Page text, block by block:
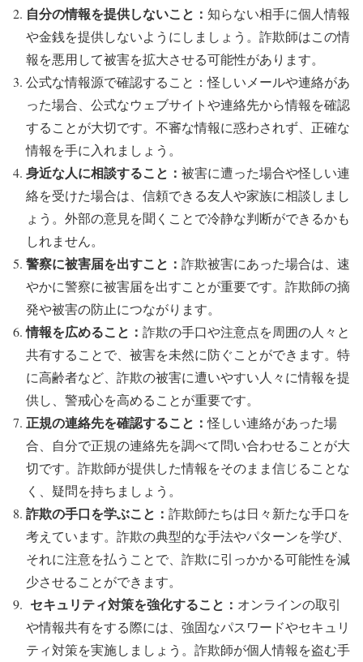
自分の情報を提供しないこと： 知らない相手に個人情報
や金銭を提供しないようにしましょう。詐欺師はこの情
報を悪用して被害を拡大させる可能性があります。
公式な情報源で確認すること：怪しいメールや連絡があ
った場合、公式なウェブサイトや連絡先から情報を確認
することが大切です。不審な情報に惑わされず、正確な
情報を手に入れましょう。
身近な人に相談すること： 被害に遭った場合や怪しい連
絡を受けた場合は、信頼できる友人や家族に相談しまし
ょう。外部の意見を聞くことで冷静な判断ができるかも
しれません。
警察に被害届を出すこと： 詐欺被害にあった場合は、速
やかに警察に被害届を出すことが重要です。詐欺師の摘
発や被害の防止につながります。
情報を広めること： 詐欺の手口や注意点を周囲の人々と
共有することで、被害を未然に防ぐことができます。特
に高齢者など、詐欺の被害に遭いやすい人々に情報を提
供し、警戒心を高めることが重要です。
正規の連絡先を確認すること：怪しい連絡があった場
合、自分で正規の連絡先を調べて問い合わせることが大
切です。詐欺師が提供した情報をそのまま信じることな
く、疑問を持ちましょう。
詐欺の手口を学ぶこと： 詐欺師たちは日々新たな手口を
考えています。詐欺の典型的な手法やパターンを学び、
それに注意を払うことで、詐欺に引っかかる可能性を減
少させることができます。
セキュリティ対策を強化すること： オンラインの取引
や情報共有をする際には、強固なパスワードやセキュリ
ティ対策を実施しましょう。詐欺師が個人情報を盗む手